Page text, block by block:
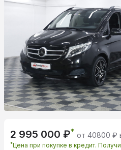
2 995 000 ₽* от 40800 ₽
*Цена при покупке в кредит.